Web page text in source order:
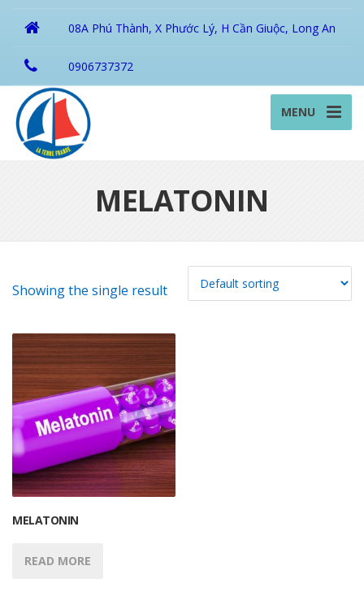
08A Phú Thành, X Phước Lý, H Cần Giuộc, Long An
0906737372
MENU
MELATONIN
Showing the single result
MELATONIN
READ MORE